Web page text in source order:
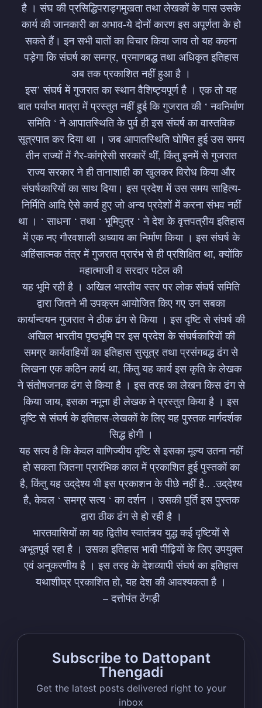
है । संघ की प्रसिद्धिपराड्गमुखता तथा लेखकों के पास उसके
कार्य की जानकारी का अभाव-ये दोनों कारण इस अपूर्णता के हो
सकते हैं। इन सभी बातों का विचार किया जाय तो यह कहना
पड़ेगा कि संघर्ष का समग्र, प्रमाणबद्ध तथा अधिकृत इतिहास
अब तक प्रकाशित नहीं हुआ है ।
इस’ संघर्ष में गुजरात का स्थान वैशिष्ट्यपूर्ण है । एक तो यह
बात पर्याप्त मात्रा में प्रस्तुत नहीं हुई कि गुजरात की ‘ नवनिर्माण
समिति ‘ ने आपातस्थिति के पुर्व ही इस संघर्ष का वास्तविक
सूत्रपात कर दिया था । जब आपातस्थिति घोषित हुई उस समय
तीन राज्यों में गैर-कांग्रेसी सरकारें थीं, किंतु इनमें से गुजरात
राज्य सरकार ने ही तानाशाही का खुलकर विरोध किया और
संघर्षकारियों का साथ दिया। इस प्रदेश में उस समय साहित्य-
निर्मिति आदि ऐसे कार्य हुए जो अन्य प्रदेशों में करना संभव नहीं
था । ‘ साधना ‘ तथा ‘ भूमिपुत्र ‘ ने देश के वृत्तपत्रीय इतिहास
में एक नए गौरवशाली अध्याय का निर्माण किया । इस संघर्ष के
अहिंसात्मक तंत्र में गुजरात प्रारंभ से ही प्रशिक्षित था, क्योंकि
महात्माजी व सरदार पटेल की
यह भूमि रही है । अखिल भारतीय स्तर पर लोक संघर्ष समिति
द्वारा जितने भी उपक्रम आयोजित किए गए उन सबका
कार्यान्वयन गुजरात ने ठीक ढंग से किया । इस दृष्टि से संघर्ष की
अखिल भारतीय पृष्ठभूमि पर इस प्रदेश के संघर्षकारियों की
समग्र कार्यवाहियों का इतिहास सुसूत्र तथा प्रसंगबद्ध ढंग से
लिखना एक कठिन कार्य था, किंतु यह कार्य इस कृति के लेखक
ने संतोषजनक ढंग से किया है । इस तरह का लेखन किस ढंग से
किया जाय, इसका नमूना ही लेखक ने प्रस्तुत किया है । इस
दृष्टि से संघर्ष के इतिहास-लेखकों के लिए यह पुस्तक मार्गदर्शक
सिद्ध होगी ।
यह सत्य है कि केवल वाणिज्यीय दृष्टि से इसका मूल्य उतना नहीं
हो सकता जितना प्रारंभिक काल में प्रकाशित हुई पुस्तकों का
है, किंतु यह उद्‌देश्य भी इस प्रकाशन के पीछे नहीं है.. .उद्‌देश्य
है, केवल ‘ समग्र सत्य ‘ का दर्शन । उसकी पूर्ति इस पुस्तक
द्वारा ठीक ढंग से हो रही है ।
भारतवासियों का यह द्वितीय स्वातंत्र्य युद्ध कई दृष्टियों से
अभूतपूर्व रहा है । उसका इतिहास भावी पीढ़ियों के लिए उपयुक्त
एवं अनुकरणीय है । इस तरह के देशव्यापी संघर्ष का इतिहास
यथाशीघ्र प्रकाशित हो, यह देश की आवश्यकता है ।
– दत्तोपंत ठेंगड़ी
Subscribe to Dattopant
Thengadi
Get the latest posts delivered right to your
inbox